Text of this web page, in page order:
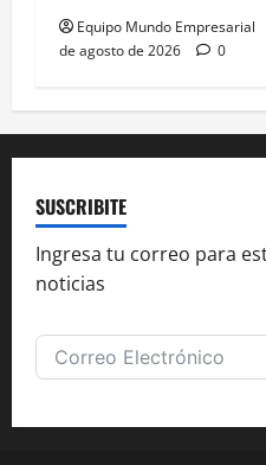
Equipo Mundo Empresarial
de agosto de 2026
0
SUSCRIBITE
Ingresa tu correo para
noticias